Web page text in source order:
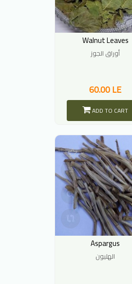
Walnut Leaves
أوراق الجوز
60.00 LE
ADD TO CART
Aspargus
الهليون